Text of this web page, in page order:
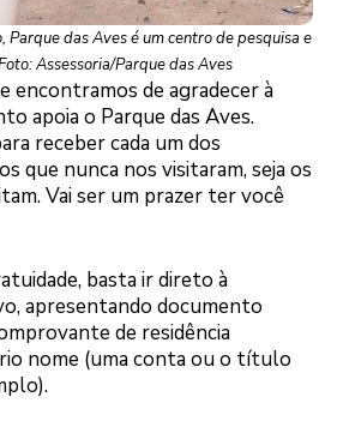
das Aves é um centro de pesquisa e
Assessoria/Parque das Aves
encontramos de agradecer à
apoia o Parque das Aves.
receber cada um dos
que nunca nos visitaram, seja os
Vai ser um prazer ter você
basta ir direto à
apresentando documento
de residência
nome (uma conta ou o título